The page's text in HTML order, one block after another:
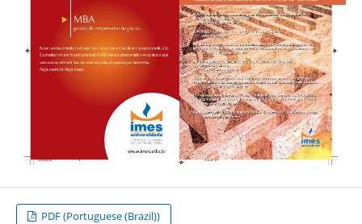
PDF (Portuguese (Brazil))